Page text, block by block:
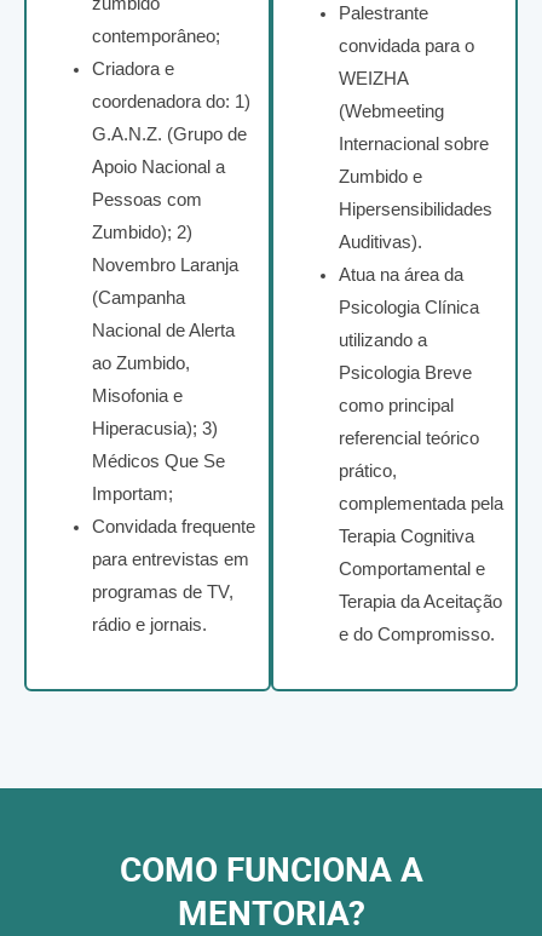
contemporâneo;
Criadora e
coordenadora do: 1)
G.A.N.Z. (Grupo de
Apoio Nacional a
Pessoas com
Zumbido); 2)
Novembro Laranja
(Campanha
Nacional de Alerta
ao Zumbido,
Misofonia e
Hiperacusia); 3)
Médicos Que Se
Importam;
Convidada frequente
para entrevistas em
programas de TV,
rádio e jornais.
Palestrante
convidada para o
WEIZHA
(Webmeeting
Internacional sobre
Zumbido e
Hipersensibilidades
Auditivas).
Atua na área da
Psicologia Clínica
utilizando a
Psicologia Breve
como principal
referencial teórico
prático,
complementada pela
Terapia Cognitiva
Comportamental e
Terapia da Aceitação
e do Compromisso.
COMO FUNCIONA A
MENTORIA?